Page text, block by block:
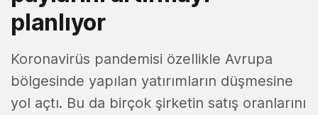
planlıyor
Koronavirüs pandemisi özellikle Avrupa
bölgesinde yapılan yatırımların düşmesine
yol açtı. Bu da birçok şirketin satış oranlarını